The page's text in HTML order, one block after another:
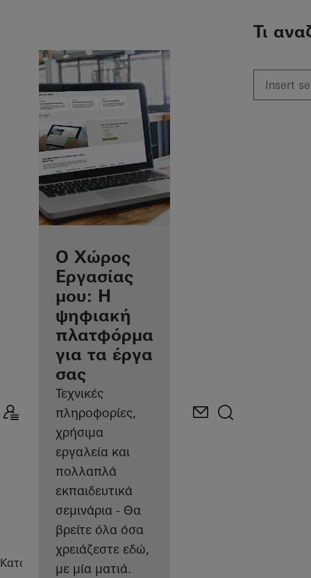
Προνόμια για
εσάς ως
εγγεγραμμένος
κατασκευαστής
Ο Χώρος
Εργασίας
μου: Η
ψηφιακή
πλατφόρμα
για τα έργα
σας
Τεχνικές
πληροφορίες,
χρήσιμα
εργαλεία και
πολλαπλά
εκπαιδευτικά
σεμινάρια - Θα
βρείτε όλα όσα
χρειάζεστε εδώ,
με μία ματιά.
Τι
ΚατασκευαστέςΕπικοινωνία